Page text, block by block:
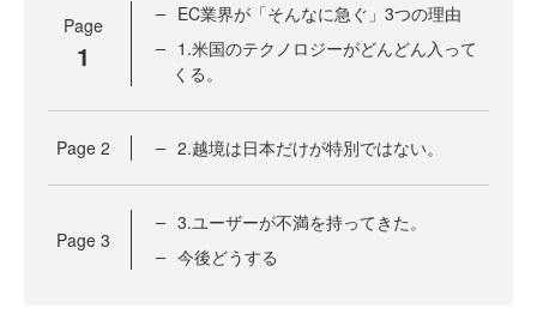
Page
1
EC業界が「そんなに急ぐ」3つの理由
1.米国のテクノロジーがどんどん入って
くる。
Page 2 2.越境は日本だけが特別ではない。
Page 3
3.ユーザーが不満を持ってきた。
今後どうする